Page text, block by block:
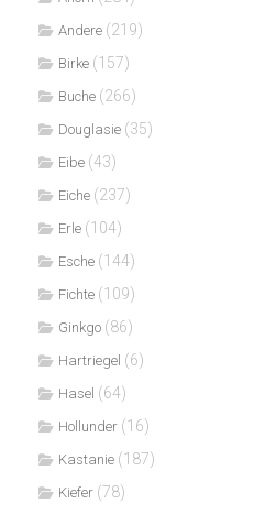
Andere (219)
Birke (157)
Buche (266)
Douglasie (35)
Eibe (43)
Eiche (237)
Erle (104)
Esche (144)
Fichte (109)
Ginkgo (86)
Hartriegel (6)
Hasel (64)
Hollunder (16)
Kastanie (187)
Kiefer (78)